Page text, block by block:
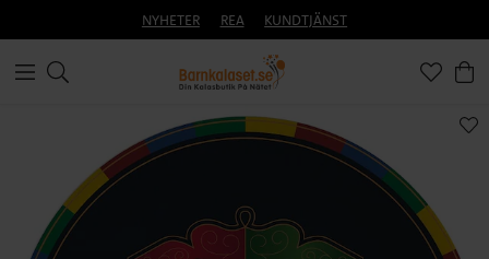
NYHETER REA KUNDTJÄNST